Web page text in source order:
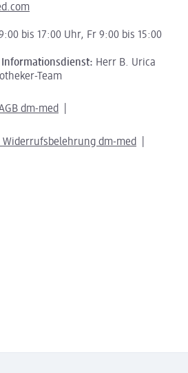
bis 17:00 Uhr, Fr 9:00 bis 15:00
Herr B. Urica
Team
dm-med
dm-med